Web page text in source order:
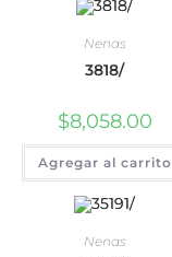
Nenas
3818/
$8,058.00
Agregar al carrito
Nenas